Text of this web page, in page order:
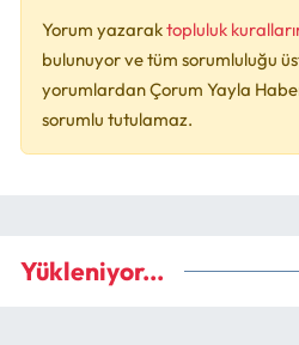
Yorum yazaraktopluluk
bulunuyor ve tüm sorumluluğu
yorumlardan Çorum Yayla
sorumlu tutulamaz.
Yükleniyor...